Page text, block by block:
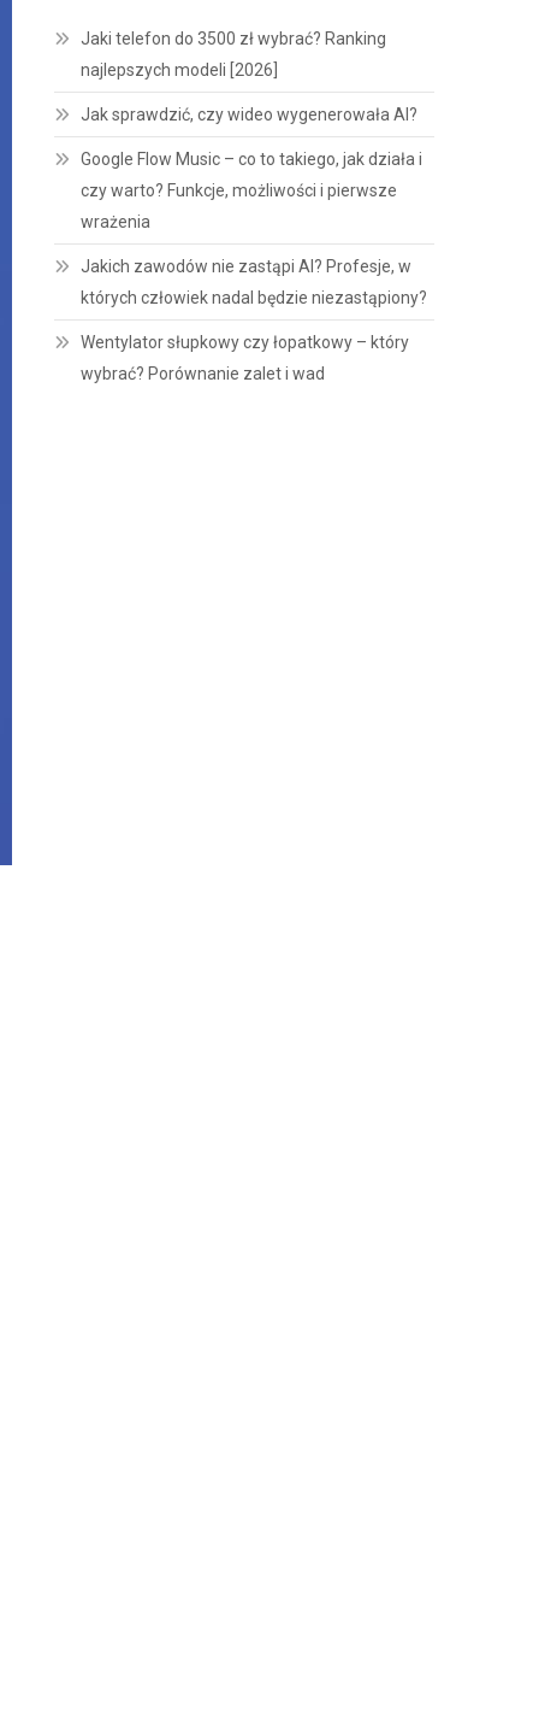
Jaki telefon do 3500 zł wybrać? Ranking
najlepszych modeli [2026]
Jak sprawdzić, czy wideo wygenerowała AI?
Google Flow Music – co to takiego, jak działa i
czy warto? Funkcje, możliwości i pierwsze
wrażenia
Jakich zawodów nie zastąpi AI? Profesje, w
których człowiek nadal będzie niezastąpiony?
Wentylator słupkowy czy łopatkowy – który
wybrać? Porównanie zalet i wad